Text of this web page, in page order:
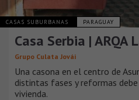
CASAS SUBURBANAS PARAGUAY
Casa Serbia | ARQA
Grupo Culata Jovái
Una casona en el centro de
distintas fases y reformas
vivienda.